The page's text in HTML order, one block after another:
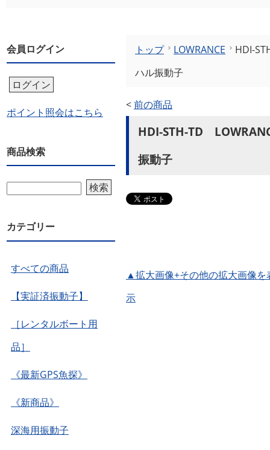
会員ログイン
ログイン
ポイント照会はこちら
商品検索
検索
カテゴリー
すべての商品
【実証済振動子】
［レンタルボート用
品］
《最新GPS魚探》
《新商品》
深海用振動子
トップ LOWRANCE
HDI-
ハル振動子
<前の商品
HDI-STH-TD
振動子
▲拡大画像+その他の拡大画像を
示